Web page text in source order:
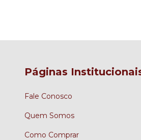
Páginas
Fale Conosco
Quem Somos
Como Comprar